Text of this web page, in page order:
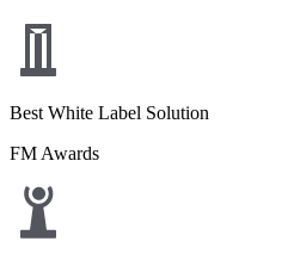
Best White Label Solution
FM Awards